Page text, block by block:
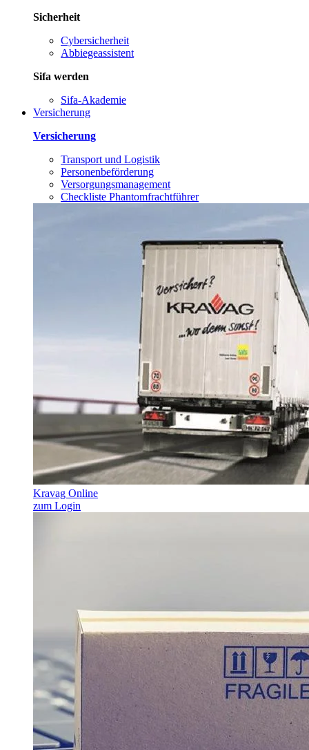
Sicherheit
Cybersicherheit
Abbiegeassistent
Sifa werden
Sifa-Akademie
Versicherung
Versicherung
Transport und Logistik
Personenbeförderung
Versorgungsmanagement
Checkliste Phantomfrachtführer
Kravag Online
zum Login